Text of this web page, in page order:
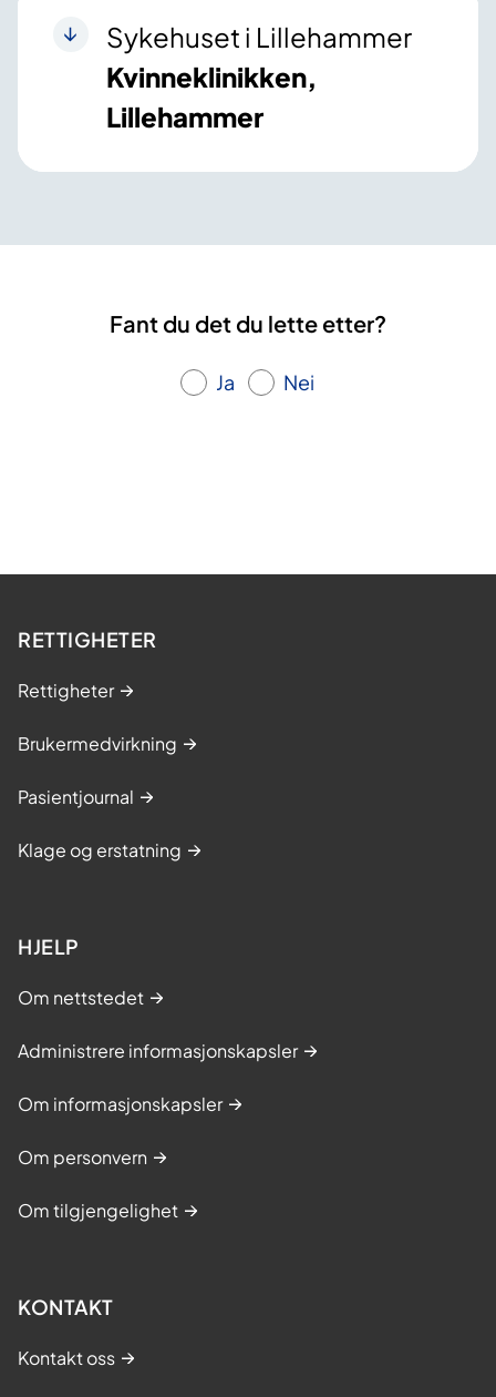
Sykehuset i Lillehammer
Kvinneklinikken,
Lillehammer
Fant du det du lette etter?
Ja Nei
RETTIGHETER
Rettigheter
Brukermedvirkning
Pasientjournal
Klage og erstatning
HJELP
Om nettstedet
Administrere informasjonskapsler
Om informasjonskapsler
Om personvern
Om tilgjengelighet
KONTAKT
Kontakt oss